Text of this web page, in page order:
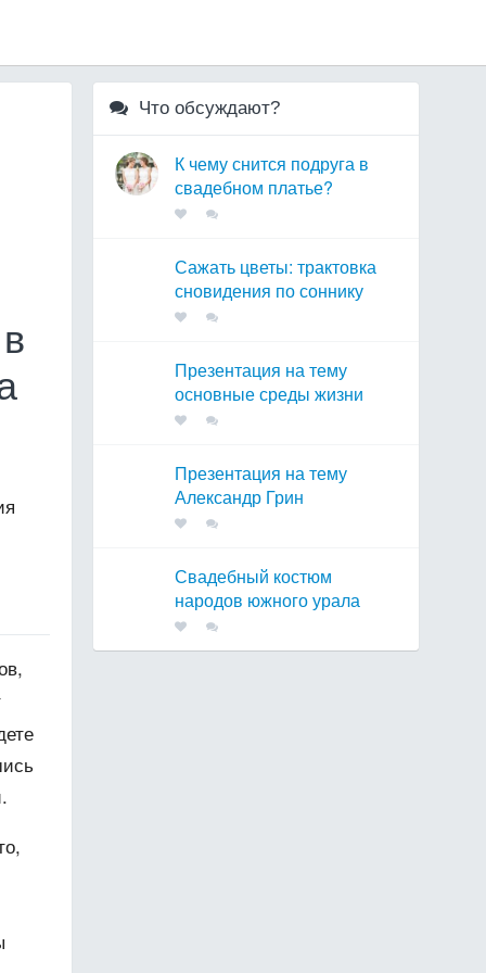
Что обсуждают?
К чему снится подруга в
свадебном платье?
Сажать цветы: трактовка
сновидения по соннику
Презентация на тему
основные среды жизни
Презентация на тему
Александр Грин
Свадебный костюм
народов южного урала